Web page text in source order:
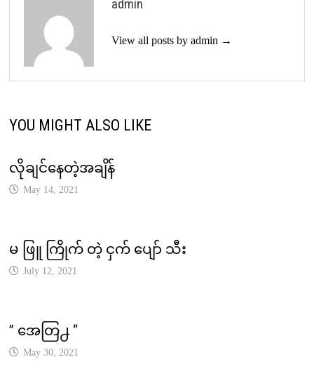
admin
View all posts by admin →
YOU MIGHT ALSO LIKE
လိုချင်နေတဲ့အချိန်
May 14, 2021
မ ဖြူ ကြိုက် တဲ့ ငှက် ပျော် သီး
July 12, 2021
” အေတြ႕ “
May 30, 2021